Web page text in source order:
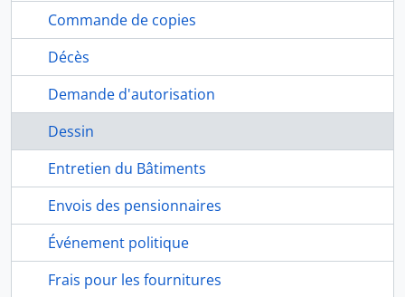
Commande de copies
Décès
Demande d'autorisation
Dessin
Entretien du Bâtiments
Envois des pensionnaires
Événement politique
Frais pour les fournitures